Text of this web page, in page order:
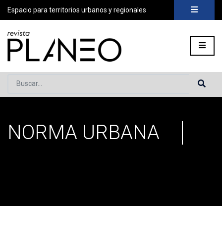
Espacio para territorios urbanos y regionales
Buscar...
Portada »Norma urbana
NORMA URBANA